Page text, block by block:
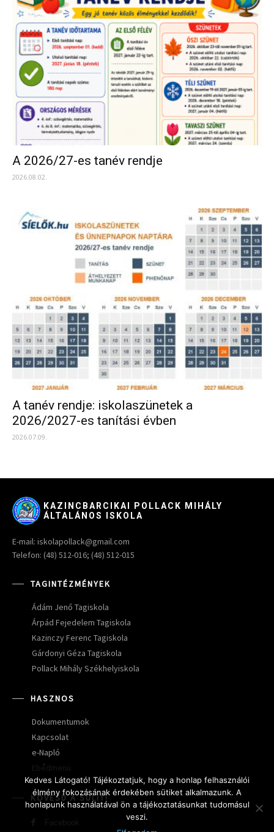
A 2026/27-es tanév rendje
2026.08.02.
A tanév rendje: iskolaszünetek a
2026/2027-es tanítási évben
2026.07.09.
KAZINCBARCIKAI POLLACK MIHÁLY
ÁLTALÁNOS ISKOLA
E-mail: iskolapollack@gmail.com
Telefon: (48) 512-016; (48) 512-015
TAGINTÉZMÉNYEK
Ádám Jenő Tagiskola
Árpád Fejedelem Tagiskola
Kazinczy Ferenc Tagiskola
Gárdonyi Géza Tagiskola
Pollack Mihály Székhelyiskola
HASZNOS
Dokumentumok
Kapcsolat
e-Napló
Ebédmenü
KÖVESD A SULIT!
Kedves Látogató! Tájékoztatjuk, hogy a honlap felhasználói
élmény fokozásának érdekében sütiket alkalmazunk. A
honlapunk használatával ön a tájékoztatásunkat tudomásul
veszi.